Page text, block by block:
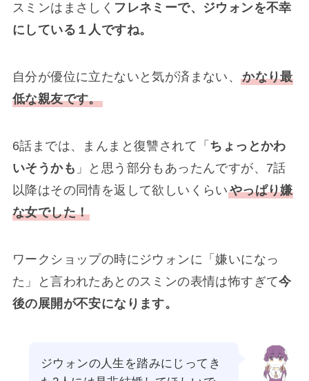
スミンはまさしく フレネミーで、ジウォンを不幸
にしている１人ですね。
自分が優位に立たないと気が済まない、かなり最
低な親友です。
6話までは、まんまと復讐されて「 ちょっとかわ
いそうかも 」と思う部分もあったんですが、7話
以降はその同情を返して欲しいくらいやっぱり嫌
な女でした！
ワークショップの時にジウォンに「嫌いになっ
た」と言われたあとのスミンの表情は怖すぎて今
後の展開が不安になります。
ジウォンの人生を踏みにじってき